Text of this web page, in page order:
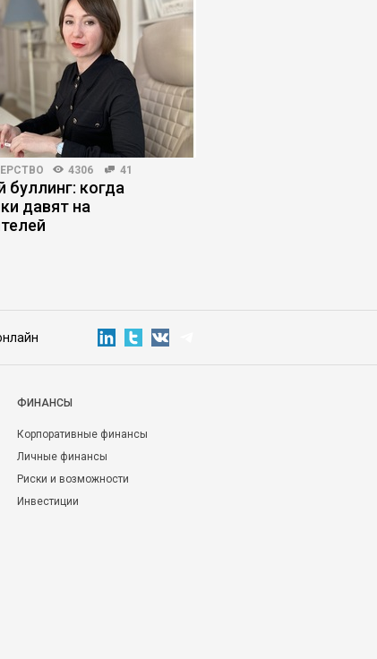
4306 41
буллинг: когда
давят на
ФИНАНСЫ
Корпоративные финансы
Личные финансы
Риски и возможности
Инвестиции